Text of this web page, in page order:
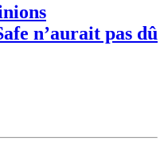
n’aurait pas dû